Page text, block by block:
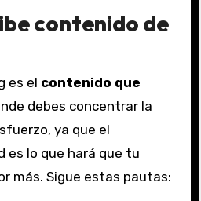
contenido de
es el contenido que
debes concentrar la
ya que el
es lo que hará que tu
más. Sigue estas pautas: